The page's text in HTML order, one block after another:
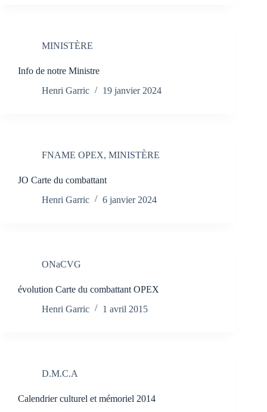
MINISTÈRE
Info de notre Ministre
Henri Garric
19 janvier 2024
FNAME OPEX, MINISTÈRE
JO Carte du combattant
Henri Garric
6 janvier 2024
ONaCVG
évolution Carte du combattant OPEX
Henri Garric
1 avril 2015
D.M.C.A
Calendrier culturel et mémoriel 2014